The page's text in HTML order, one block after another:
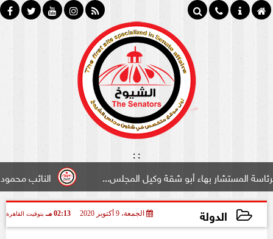
:
:
النائب محمود سامي ”لبوابة
أبو شقة وكيل المجلس...
الدولة الجمعة، 9 أكتوبر 2020 02:13 مـ بتوقيت القاهرة